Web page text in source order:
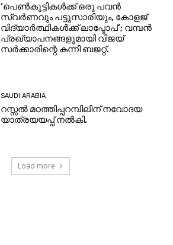
‘പെണ്‍കുട്ടികള്‍ക്ക് ഒരു പവൻ
സ്വര്‍ണവും പട്ടുസാരിയും, കോളജ്
വിദ്യാര്‍ത്ഥികള്‍ക്ക് ലാപ്ടോപ്’; വമ്പൻ
പ്രഖ്യാപനങ്ങളുമായി വിജയ്
സര്‍ക്കാരിന്റെ കന്നി ബജറ്റ്.
SAUDI ARABIA
റസ്സൽ മഠത്തിപ്പറമ്പിലിന് നവോദയ
യാത്രയയപ്പ് നൽകി.
Load more